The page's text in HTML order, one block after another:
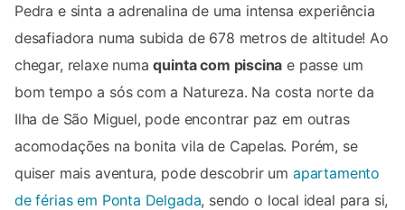
Pedra e sinta a adrenalina de uma intensa experiência
desafiadora numa subida de 678 metros de altitude! Ao
chegar, relaxe numaquinta com piscina e passe um
bom tempo a sós com a Natureza. Na costa norte da
Ilha de São Miguel, pode encontrar paz em outras
acomodações na bonita vila de Capelas. Porém, se
quiser mais aventura, pode descobrir um apartamento
de férias em Ponta Delgada, sendo o local ideal para si,